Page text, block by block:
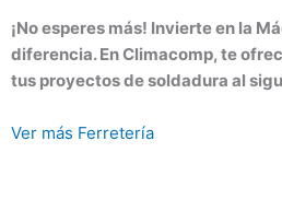
¡No esperes más! Invierte en la
diferencia. En Climacomp, te
tus proyectos de soldadura al
Ver más Ferretería